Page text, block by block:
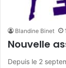
Blandine Binet
Nouvelle
Depuis le 2